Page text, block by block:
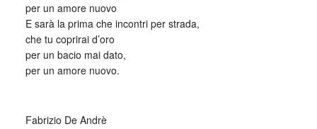
per un amore nuovo
E sarà la prima che incontri per strada,
che tu coprirai d’oro
per un bacio mai dato,
per un amore nuovo.
Fabrizio De Andrè